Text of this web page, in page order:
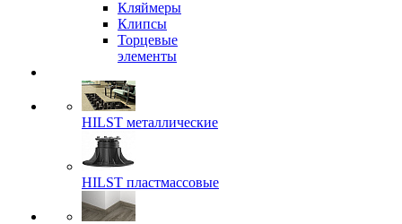
Кляймеры
Клипсы
Торцевые
элементы
HILST металлические
HILST пластмассовые